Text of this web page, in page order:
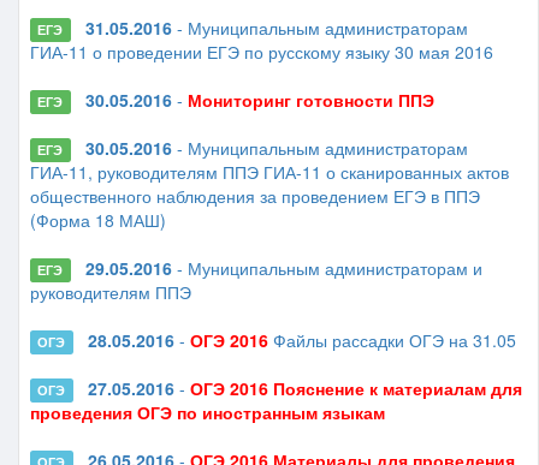
ЕГЭ 31.05.2016- Муниципальным администраторам
ГИА-11 о проведении ЕГЭ по русскому языку 30 мая 2016
ЕГЭ 30.05.2016- Мониторинг готовности ППЭ
ЕГЭ 30.05.2016- Муниципальным администраторам
ГИА-11, руководителям ППЭ ГИА-11 о сканированных актов
общественного наблюдения за проведением ЕГЭ в ППЭ
(Форма 18 МАШ)
ЕГЭ 29.05.2016- Муниципальным администраторам и
руководителям ППЭ
ОГЭ 28.05.2016- ОГЭ 2016Файлы рассадки ОГЭ на 31.05
ОГЭ 27.05.2016- ОГЭ 2016 Пояснение к материалам для
проведения ОГЭ по иностранным языкам
26.05.2016- ОГЭ 2016 Материалы для проведения